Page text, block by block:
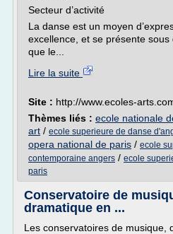
Secteur d’activité
La danse est un moyen
excellence, et se présente
que le...
Lire la suite
Site : http://www.ecoles-
Thèmes liés : ecole nationale
art / ecole superieure de danse
opera national de paris / ecole
contemporaine angers / ecole
paris
Conservatoire de
dramatique en ...
Les conservatoires de musique,